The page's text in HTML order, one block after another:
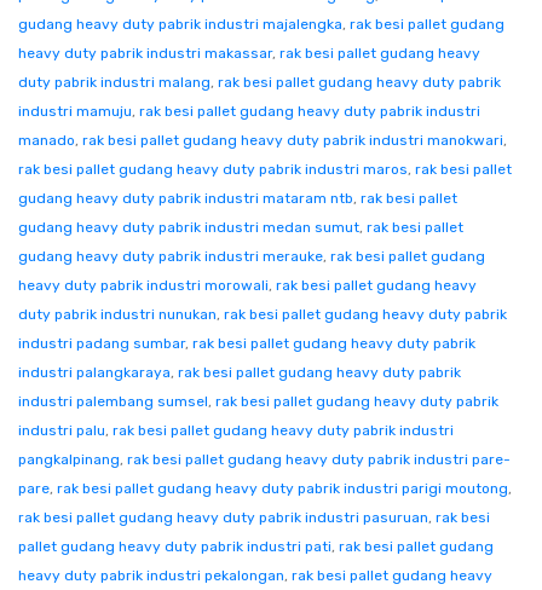
gudang heavy duty pabrik industri majalengka, rak besi pallet gudang
heavy duty pabrik industri makassar, rak besi pallet gudang heavy
duty pabrik industri malang, rak besi pallet gudang heavy duty pabrik
industri mamuju, rak besi pallet gudang heavy duty pabrik industri
manado, rak besi pallet gudang heavy duty pabrik industri manokwari,
rak besi pallet gudang heavy duty pabrik industri maros, rak besi pallet
gudang heavy duty pabrik industri mataram ntb, rak besi pallet
gudang heavy duty pabrik industri medan sumut, rak besi pallet
gudang heavy duty pabrik industri merauke, rak besi pallet gudang
heavy duty pabrik industri morowali, rak besi pallet gudang heavy
duty pabrik industri nunukan, rak besi pallet gudang heavy duty pabrik
industri padang sumbar, rak besi pallet gudang heavy duty pabrik
industri palangkaraya, rak besi pallet gudang heavy duty pabrik
industri palembang sumsel, rak besi pallet gudang heavy duty pabrik
industri palu, rak besi pallet gudang heavy duty pabrik industri
pangkalpinang, rak besi pallet gudang heavy duty pabrik industri pare-
pare, rak besi pallet gudang heavy duty pabrik industri parigi moutong,
rak besi pallet gudang heavy duty pabrik industri pasuruan, rak besi
pallet gudang heavy duty pabrik industri pati, rak besi pallet gudang
heavy duty pabrik industri pekalongan, rak besi pallet gudang heavy